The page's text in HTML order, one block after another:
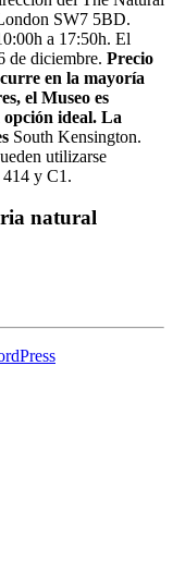
SW7 5BD.
a 17:50h. El
de diciembre. Precio
en la mayoría
el Museo es
opción ideal. La
South Kensington.
utilizarse
y C1.
natural